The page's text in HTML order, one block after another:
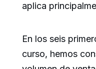
aplica
En los seis
curso, hemos